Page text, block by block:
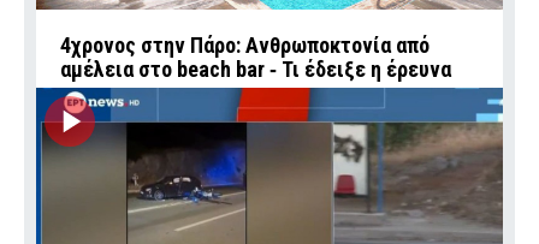
4χρονος στην Πάρο: Ανθρωποκτονία από
αμέλεια στο beach bar ‑ Τι έδειξε η έρευνα